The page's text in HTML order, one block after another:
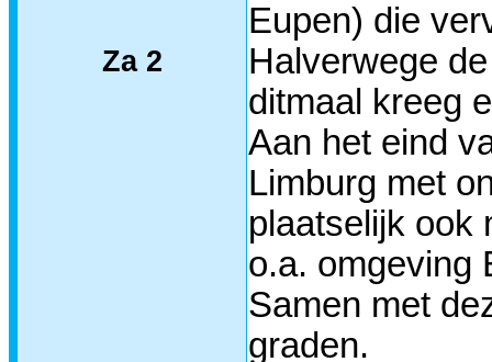
Za 2
Eupen) die
Halverwege
ditmaal kreeg
Aan het eind
Limburg met
plaatselijk ook
o.a. omgeving
Samen met
graden.